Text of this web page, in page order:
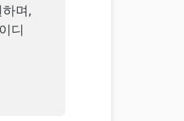
며,
디